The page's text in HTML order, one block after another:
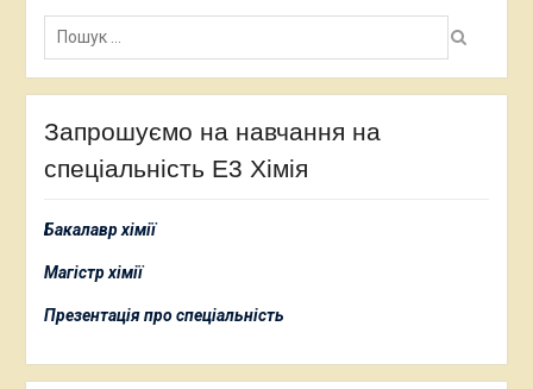
Пошук:
Запрошуємо на навчання на
спеціальність Е3 Хімія
Бакалавр хімії
Магістр хімії
Презентація про спеціальність